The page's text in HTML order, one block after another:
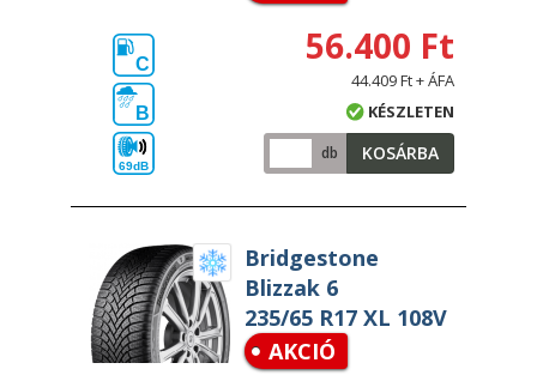
C
B
69dB
56.400 Ft
44.409 Ft + ÁFA
KÉSZLETEN
db KOSÁRBA
Bridgestone
Blizzak 6
235/65 R17 XL 108V
AKCIÓ